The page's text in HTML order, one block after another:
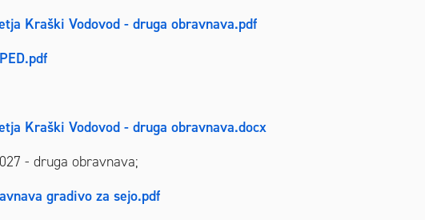
Kraški Vodovod - druga obravnava.pdf
Kraški Vodovod - druga obravnava.docx
- druga obravnava;
gradivo za sejo.pdf